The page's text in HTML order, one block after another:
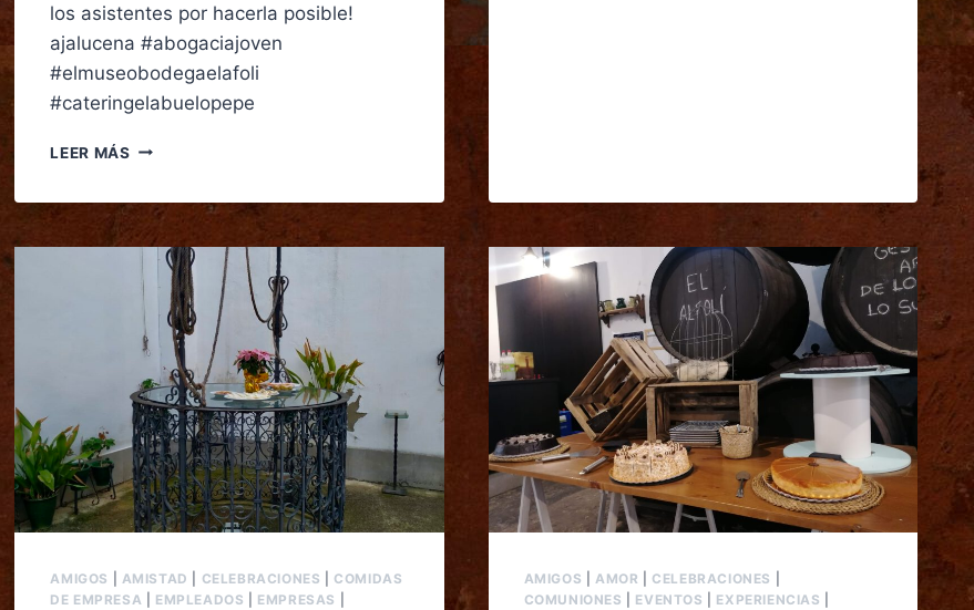
los asistentes por hacerla posible!
ajalucena #abogaciajoven
#elmuseobodegaelafoli
#cateringelabuelopepe
LEER MÁS
AMIGOS AMISTAD CELEBRACIONES
COMIDAS
DE EMPRESA
EMPLEADOS EMPRESAS
AMIGOS AMOR CELEBRACIONES
COMUNIONES
EVENTOS EXPERIENCIAS